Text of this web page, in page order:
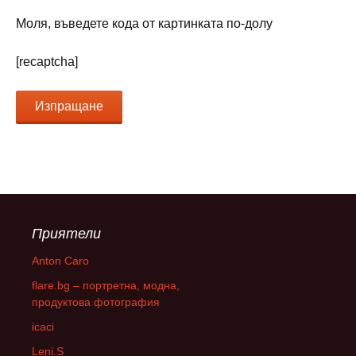
Моля, въведете кода от картинката по-долу
[recaptcha]
Приятели
Anton Caro
flare.bg – портретна, модна,
продуктова фотография
icaci
Leni.S